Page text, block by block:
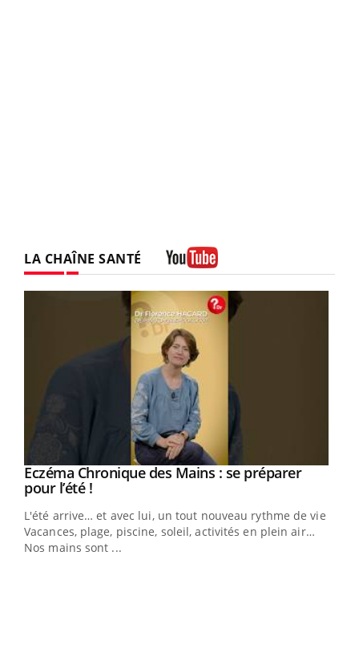
LA CHAÎNE SANTÉ
Youtube
Eczéma Chronique des Mains : se préparer
pour l’été !Youtube
L'été arrive… et avec lui, un tout nouveau rythme de vie !
Vacances, plage, piscine, soleil, activités en plein air…
Nos mains sont ...
Youtube
Diabète & Ramadan 2026Youtube
Le Ramadan approche, et, pour de nombreuses
personnes atteintes de diabète, c'est une période de
questions, de défis, mais ...